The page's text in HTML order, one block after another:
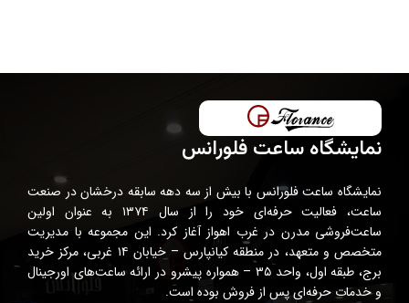
نمایشگاه ساعت فلورانس
نمایشگاه ساعت فلورانس با بیش از سه دهه سابقه درخشان در صنعت
ساعت، فعالیت حرفه‌ای خود را از سال ۱۳۷۴ به عنوان اولین
ساعت‌فروشی مدرن در غرب اهواز آغاز کرد. این مجموعه با مدیریت
متخصص و متعهد، در منطقه کیانپارس – خیابان ۱۴ غربی، مرکز خرید
برج، طبقه اول، واحد ۳۵ – همواره پیشرو در ارائه ساعت‌های اورجینال
و خدمات حرفه‌ای پس از فروش بوده است.